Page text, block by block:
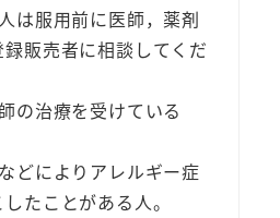
は服用前に医師，薬剤
販売者に相談してくだ
の治療を受けている
などによりアレルギー症
たことがある人。